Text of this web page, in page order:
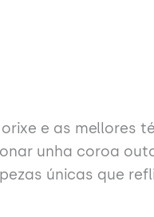
e as mellores
unha coroa
únicas que